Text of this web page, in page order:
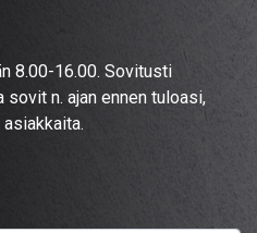
8.00-16.00. Sovitusti
sovit n. ajan ennen tuloasi,